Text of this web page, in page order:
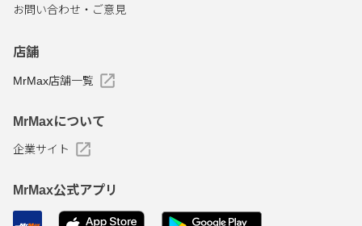
お問い合わせ・ご意見
店舗
MrMax店舗一覧
MrMaxについて
企業サイト
MrMax公式アプリ